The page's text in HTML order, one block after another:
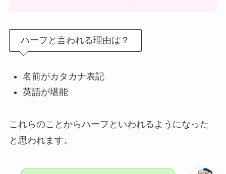
ハーフと言われる理由は？
名前がカタカナ表記
英語が堪能
これらのことからハーフといわれるようになった
と思われます。